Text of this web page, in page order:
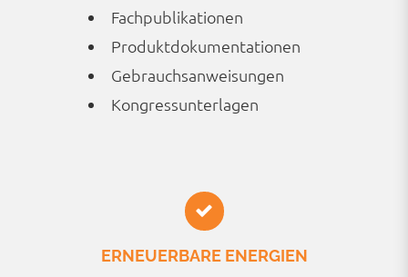
Fach­publikationen
Produkt­dokumen­tationen
Gebrauchs­anweisungen
Kongress­unterlagen
ERNEUERBARE ENERGIEN